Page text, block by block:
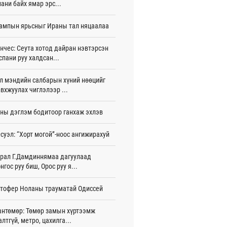
эмчлүүлж байна
цаг 42 мин
ын Ляонин мужийн төлөөлөгчид
ын үйл ажиллагаатай танилцлаа
цаг 55 мин
цаг 5 мин
Бүсийн чуулган, форум, салбарын
цаг 47 мин
авчээ
цаг 52 мин
тойрог зам”-ыг байгуулснаар
цаг 1 мин
байх ямар эрс...
ярьсныг Ираны тал няцаалаа
Сеута хотод дайран нэвтэрсэн
руу халдсан...
мэндийн салбарын хүний нөөцийг
чиглэлээр ...
дэглэм бодитоор ганхаж эхлэв
“Хорт могой”-ноос ангижирахуй
Г.Дамдиннямаа дагуулаад
руу биш, Орос руу я...
Ноланы трауматай Одиссей
Төмөр замын хүртээмж
метро, цахилга...